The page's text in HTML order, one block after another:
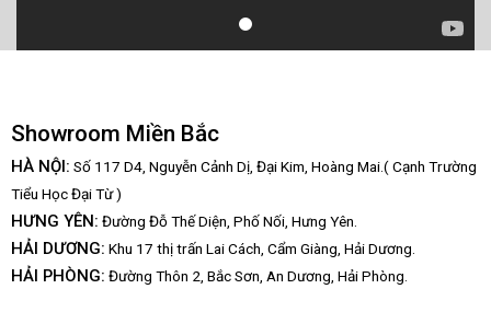
Showroom Miền Bắc
HÀ NỘI: Số 117 D4, Nguyễn Cảnh Dị, Đại Kim, Hoàng Mai.( Cạnh Trường
Tiểu Học Đại Từ )
HƯNG YÊN: Đường Đỗ Thế Diện, Phố Nối, Hưng Yên.
HẢI DƯƠNG: Khu 17 thị trấn Lai Cách, Cẩm Giàng, Hải Dương.
HẢI PHÒNG: Đường Thôn 2, Bắc Sơn, An Dương, Hải Phòng.